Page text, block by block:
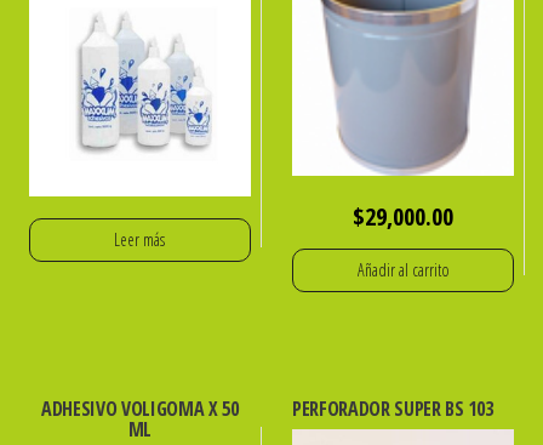
Leer más
$29,000.00
Añadir al carrito
ADHESIVO VOLIGOMA X 50
ML
PERFORADOR SUPER BS 103